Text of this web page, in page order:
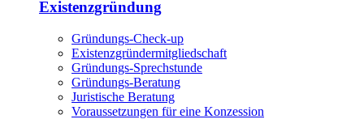
Existenzgründung
Gründungs-Check-up
Existenzgründermitgliedschaft
Gründungs-Sprechstunde
Gründungs-Beratung
Juristische Beratung
Voraussetzungen für eine Konzession